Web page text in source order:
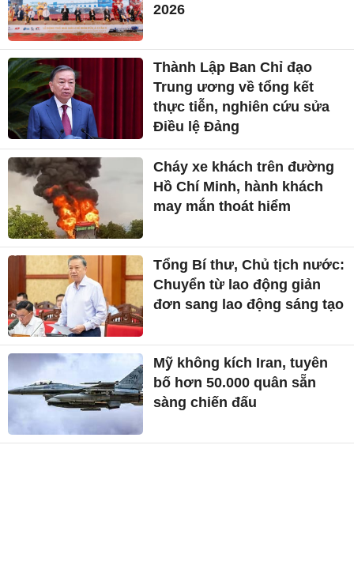
2026
Thành Lập Ban Chỉ đạo
Trung ương về tổng kết
thực tiễn, nghiên cứu sửa
Điều lệ Đảng
Cháy xe khách trên đường
Hồ Chí Minh, hành khách
may mắn thoát hiểm
Tổng Bí thư, Chủ tịch nước:
Chuyển từ lao động giản
đơn sang lao động sáng tạo
Mỹ không kích Iran, tuyên
bố hơn 50.000 quân sẵn
sàng chiến đấu